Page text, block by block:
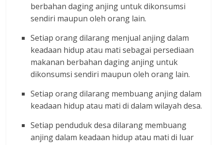
berbahan daging anjing untuk dikonsumsi
sendiri maupun oleh orang lain.
Setiap orang dilarang menjual anjing dalam
keadaan hidup atau mati sebagai persediaan
makanan berbahan daging anjing untuk
dikonsumsi sendiri maupun oleh orang lain.
Setiap orang dilarang membuang anjing dalam
keadaan hidup atau mati di dalam wilayah desa.
Setiap penduduk desa dilarang membuang
anjing dalam keadaan hidup atau mati di luar